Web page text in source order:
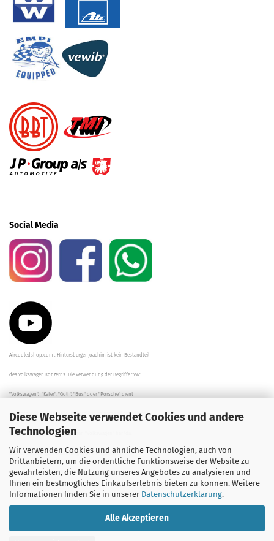
Diese Webseite verwendet Cookies und andere
Technologien
Wir verwenden Cookies und ähnliche Technologien, auch von
Drittanbietern, um die ordentliche Funktionsweise der Website zu
gewährleisten, die Nutzung unseres Angebotes zu analysieren und
Ihnen ein bestmögliches Einkaufserlebnis bieten zu können. Weitere
Informationen finden Sie in unserer Datenschutzerklärung.
Alle Akzeptieren
Social Media
Aircooledshop.com , Hintersberger Joachim ist kein Bestandteil
des Volkswagen Konzerns. Die Verwendung der Begriffe "VW",
"Volkswagen", "Käfer", "Golf", "Bus" oder "Porsche" dient
der Beschreibung der Teile und stellt in keinem Fall eine direkte
Verbindung zu dem Unternehmen "Volkswagen" her/da.
Die Beschreibungen, Zeichnungen und Angaben zur
Verwendung sind sorgfältig überprüft worden.